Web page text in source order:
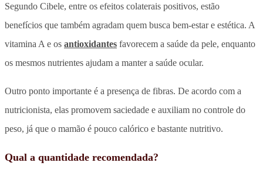
Segundo Cibele, entre os efeitos colaterais positivos, estão
benefícios que também agradam quem busca bem-estar e estética. A
vitamina A e os antioxidantes favorecem a saúde da pele, enquanto
os mesmos nutrientes ajudam a manter a saúde ocular.
Outro ponto importante é a presença de fibras. De acordo com a
nutricionista, elas promovem saciedade e auxiliam no controle do
peso, já que o mamão é pouco calórico e bastante nutritivo.
Qual a quantidade recomendada?